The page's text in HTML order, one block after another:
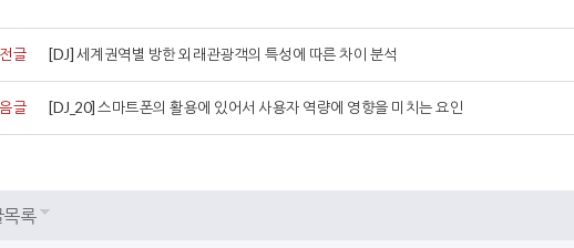
글 [DJ] 세계권역별 방한 외래관광객의 특성에 따른 차이 분석
글 [DJ_20] 스마트폰의 활용에 있어서 사용자 역량에 영향을 미치는 요인
목록